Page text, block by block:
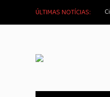
ÚLTIMAS NOTÍCIAS: